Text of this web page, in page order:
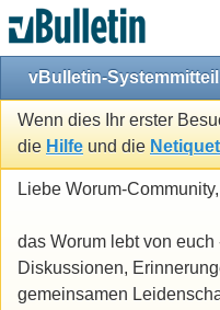
vBulletin-
Wenn dies Ihr erster
die Hilfe und die
Liebe Worum-Community,
das Worum lebt von
Diskussionen,
gemeinsamen